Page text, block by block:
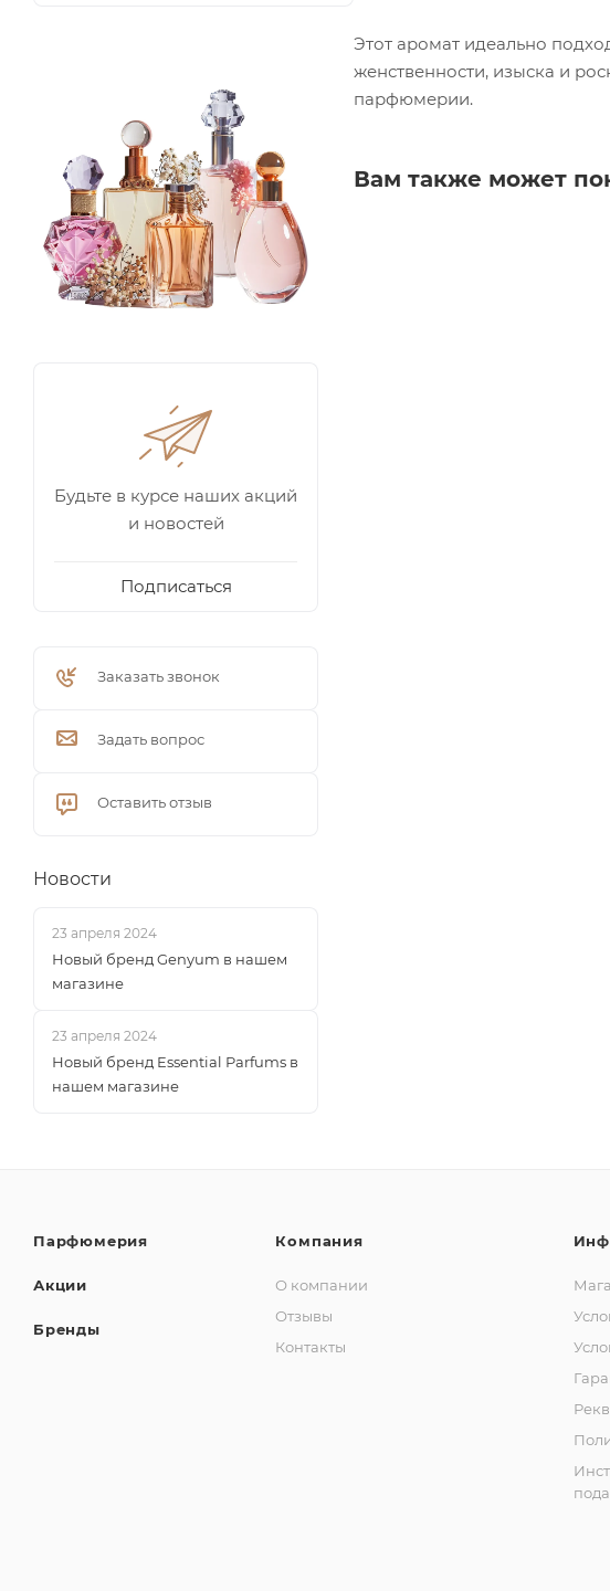
Этот аромат идеально
женственности, изыска и
парфюмерии.
Вам также может
Будьте в курсе наших акций
и новостей
Подписаться
Заказать звонок
Задать вопрос
Оставить отзыв
Новости
23 апреля 2024
Новый бренд Genyum в нашем
магазине
23 апреля 2024
Новый бренд Essential Parfums в
нашем магазине
Парфюмерия
Акции
Бренды
Компания
О компании
Отзывы
Контакты